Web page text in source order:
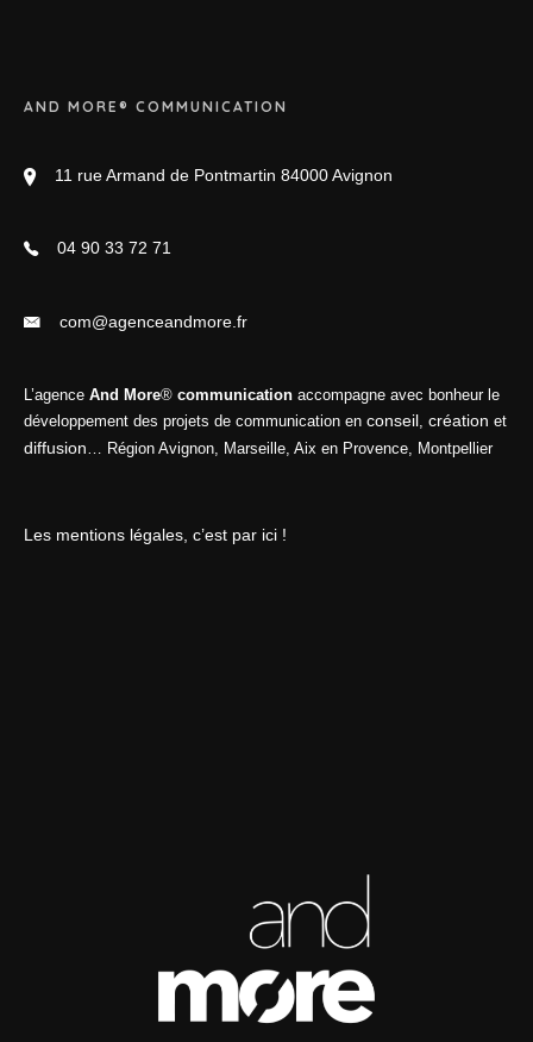
AND MORE® COMMUNICATION
11 rue Armand de Pontmartin 84000 Avignon
04 90 33 72 71
com@agenceandmore.fr
L’agence And More® communication accompagne avec bonheur le
développement des projets de communication en conseil, création et
diffusion… Région Avignon, Marseille, Aix en Provence, Montpellier
Les mentions légales, c’est par ici !